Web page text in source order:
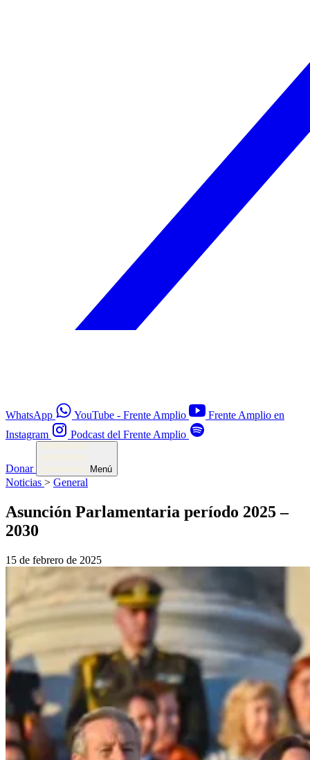
WhatsApp YouTube - Frente Amplio
Frente Amplio en
Instagram
Podcast del Frente Amplio
Donar Menú
Noticias > General
Asunción Parlamentaria período 2025 –
2030
15 de febrero de 2025